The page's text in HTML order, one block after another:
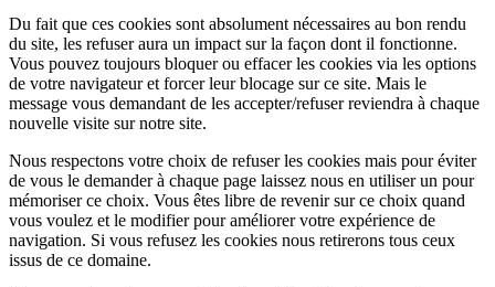
Du fait que ces cookies sont absolument nécessaires au bon rendu
du site, les refuser aura un impact sur la façon dont il fonctionne.
Vous pouvez toujours bloquer ou effacer les cookies via les options
de votre navigateur et forcer leur blocage sur ce site. Mais le
message vous demandant de les accepter/refuser reviendra à chaque
nouvelle visite sur notre site.
Nous respectons votre choix de refuser les cookies mais pour éviter
de vous le demander à chaque page laissez nous en utiliser un pour
mémoriser ce choix. Vous êtes libre de revenir sur ce choix quand
vous voulez et le modifier pour améliorer votre expérience de
navigation. Si vous refusez les cookies nous retirerons tous ceux
issus de ce domaine.